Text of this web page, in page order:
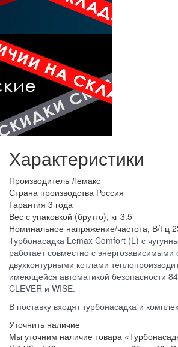
Характеристики
Производитель Лемакс
Страна производства Россия
Гарантия 3 года
Вес с упаковкой (брутто), кг 3.5
Номинальное напряжение/частота, В/Гц
Турбонасадка Lemax Comfort (L) с
работает совместно с
двухконтурными котлами
имеющейся автоматикой безопасности
CLEVER и WISE.
В поставку входят турбонасадка и
Уточнить наличие
Мы уточним наличие товара